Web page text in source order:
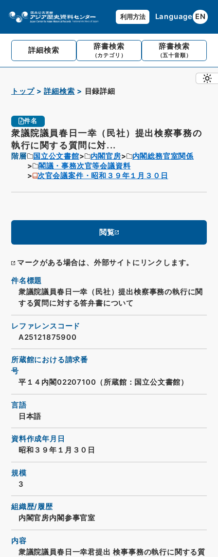
利用方法 Language EN
詳細検索 辞書検索
（カテゴリ）
辞書検索
（五十音順）
トップ 詳細検索 目録詳細
件名
衆議院議員春日一幸（民社）提出検察事務の
執行に関する質問に対...
階層 国立公文書館 内閣官房
内閣総務官室関係
閣議・事務次官等会議資料
次官会議案件・昭和３９年１月３０日
閲覧
マークがある場合は、外部サイトにリンクします。
件名標題
衆議院議員春日一幸（民社）提出検察事務の執行に関
する質問に対する答弁書について
レファレンスコード
A25121875900
所蔵館における請求番
号
平１４内閣02207100（所蔵館：国立公文書館）
言語
日本語
資料作成年月日
昭和３９年１月３０日
規模
3
組織歴/履歴
内閣官房内閣参事官室
内容
衆議院議員春日一幸君提出 検事事務の執行に関する質